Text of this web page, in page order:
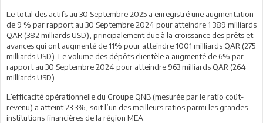
Le total des actifs au 30 Septembre 2025 a enregistré une augmentation
de 9 % par rapport au 30 Septembre 2024 pour atteindre 1 389 milliards
QAR (382 milliards USD), principalement due à la croissance des prêts et
avances qui ont augmenté de 11% pour atteindre 1001 milliards QAR (275
milliards USD). Le volume des dépôts clientèle a augmenté de 6% par
rapport au 30 Septembre 2024 pour atteindre 963 milliards QAR (264
milliards USD).
L’efficacité opérationnelle du Groupe QNB (mesurée par le ratio coût-
revenu) a atteint 23.3%, soit l’un des meilleurs ratios parmi les grandes
institutions financières de la région MEA.